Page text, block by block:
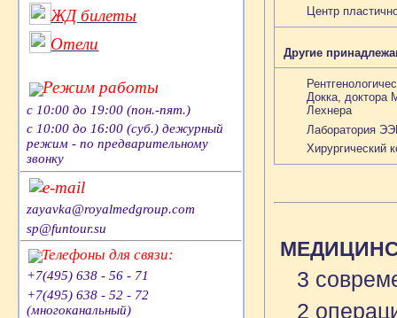
ЖД билеты
Отели
Режим работы
с 10:00 до 19:00 (пон.-пят.)
с 10:00 до 16:00 (суб.) дежурный
режим - по предварительному
звонку
e-mail
zayavka@royalmedgroup.com
sp@funtour.su
Телефоны для связи:
+7(495) 638 - 56 - 71
+7(495) 638 - 52 - 72
(многоканальный)
Центр
Другие
Докка, доктора
Лехнера
Лаборатория
Хирургический
3
2